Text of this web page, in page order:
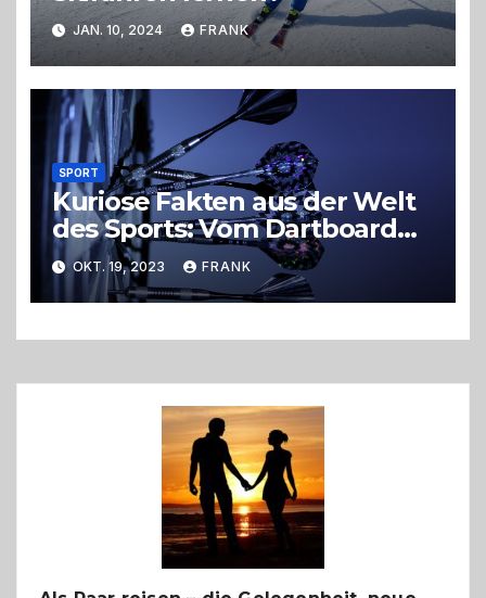
JAN. 10, 2024 FRANK
SPORT
Kuriose Fakten aus der Welt
des Sports: Vom Dartboard
bis zur Tiefsee
OKT. 19, 2023 FRANK